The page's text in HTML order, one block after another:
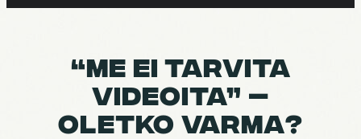
“ME EI TARVITA
VIDEOITA” —
OLETKO VARMA?